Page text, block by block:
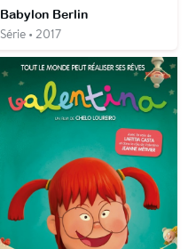
Babylon Berlin
Série • 2017